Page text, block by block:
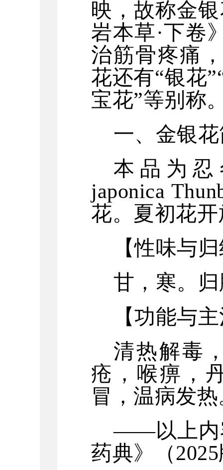
映，故称金
岩本草·下卷
治筋骨疼痛
花还有“银花
宝花”等别称
一、 金银
本品为
japonica
花。夏初花
【性味与
甘，寒。
【功能与
清热解毒
疮，喉痹，
冒，温病发
——以上内
药典》（